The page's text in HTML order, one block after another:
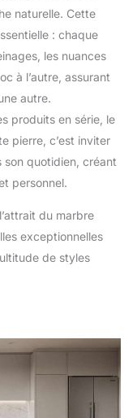
naturelle. Cette
: chaque
les nuances
à l’autre, assurant
autre.
produits en série, le
pierre, c’est inviter
son quotidien, créant
personnel.
du marbre
exceptionnelles
de styles